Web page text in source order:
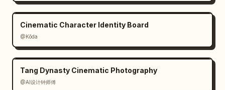
evite tipografia bagunçada e ilegível, exceto
feito de papel impresso em camadas que se
eleva do livro aberto."}
Cinematic Character Identity Board
@Kōda
Tang Dynasty Cinematic Photography
@AI设计钟师傅